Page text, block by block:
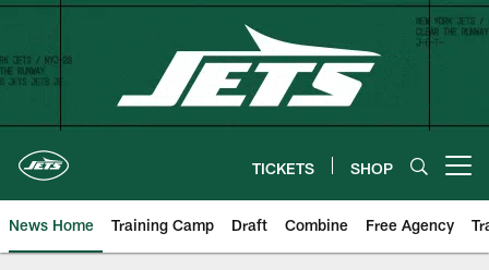
Skip
content
TICKETS SHOP
News Home Training Camp Draft Combine Free Agency